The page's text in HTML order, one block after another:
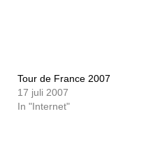
Tour de France 2007
17 juli 2007
In "Internet"